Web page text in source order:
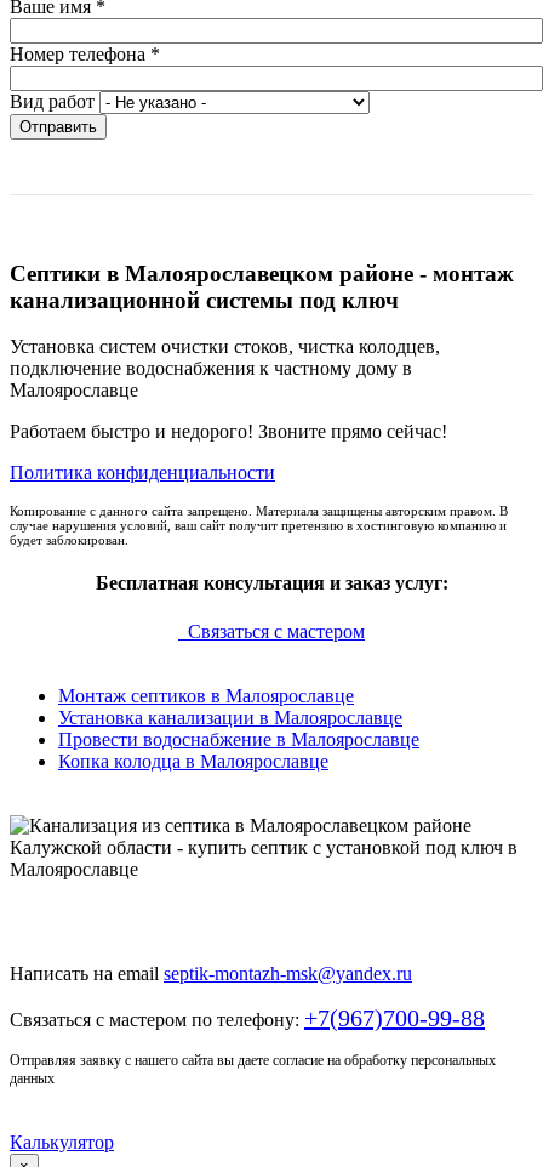
Ваше имя *
Номер телефона *
Вид работ
Отправить
Септики в Малоярославецком районе - монтаж
канализационной системы под ключ
Установка систем очистки стоков, чистка колодцев,
подключение водоснабжения к частному дому в
Малоярославце
Работаем быстро и недорого! Звоните прямо сейчас!
Политика конфиденциальности
Копирование с данного сайта запрещено. Материала защищены авторским правом. В
случае нарушения условий, ваш сайт получит претензию в хостинговую компанию и
будет заблокирован.
Бесплатная консультация и заказ услуг:
Связаться с мастером
Монтаж септиков в Малоярославце
Установка канализации в Малоярославце
Провести водоснабжение в Малоярославце
Копка колодца в Малоярославце
Написать на email septik-montazh-msk@yandex.ru
Связаться с мастером по телефону: +7(967)700-99-88
Отправляя заявку с нашего сайта вы даете согласие на обработку персональных
данных
Калькулятор